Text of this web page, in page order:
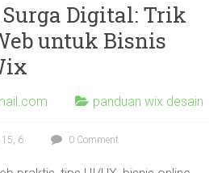
Digital: Trik
untuk Bisnis
panduan wix desain
15, 6 0 Comment